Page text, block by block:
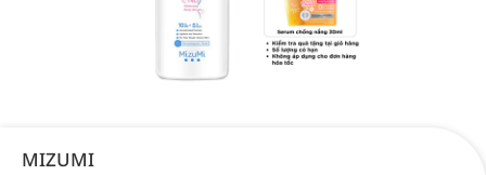
MIZUMI